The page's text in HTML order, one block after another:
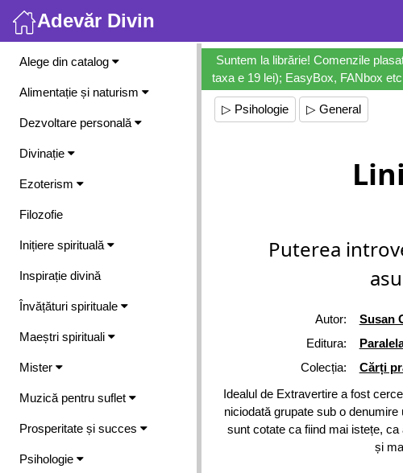
Adevăr Divin
Meniu
Alege din catalog
Alimentație și naturism
Dezvoltare personală
Divinație
Ezoterism
Filozofie
Inițiere spirituală
Inspirație divină
Învățături spirituale
Maeștri spirituali
Mister
Muzică pentru suflet
Prosperitate și succes
Psihologie
Suntem la librărie! Comenzile
taxa e 19 lei); EasyBox, FANbox
▷ Psihologie ▷ General
Puterea
Autor:
Susan
Editura:
Colecția:
Cărți
Idealul de Extravertire a fost
niciodată grupate sub o
sunt cotate ca fiind mai istețe,
și